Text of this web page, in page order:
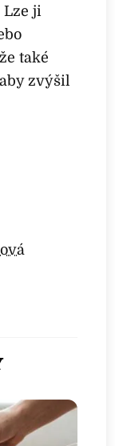
Lze ji
také
zvýšil